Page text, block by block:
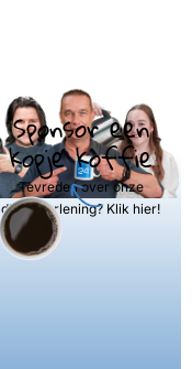
Sponsor een
kopje koffie
Tevreden over onze
dienstverlening? Klik hier!